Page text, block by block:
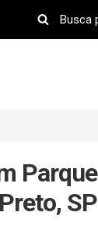
Parque
SP